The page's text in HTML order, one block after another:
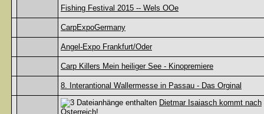
Fishing Festival 2015 -- Wels OOe
CarpExpoGermany
Angel-Expo Frankfurt/Oder
Carp Killers Mein heiliger See - Kinopremiere
8. Interantional Wallermesse in Passau - Das Orginal
Dietmar Isaiasch kommt nach
Österreich!